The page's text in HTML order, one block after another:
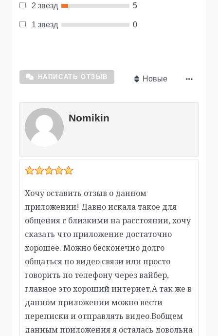
2 звезд 5
1 звезд 0
НАПИСАТЬ ОТЗЫВ Новые
Nomikin
Хочу оставить отзыв о данном
приложении! Давно искала такое для
общения с близкими на расстоянии, хочу
сказать что приложение достаточно
хорошее. Можно бесконечно долго
общаться по видео связи или просто
говорить по телефону через вайбер,
главное это хороший интернет.А так же в
данном приложении можно вести
переписки и отправлять видео.Вобщем
данным приложения я осталась довольна